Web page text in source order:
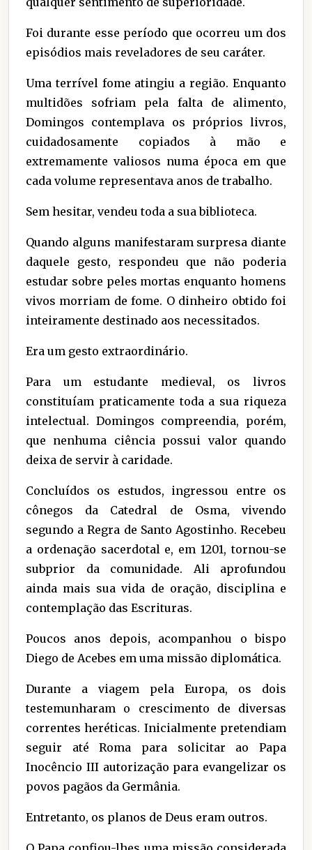
Foi durante esse período que ocorreu um dos
episódios mais reveladores de seu caráter.
Uma terrível fome atingiu a região. Enquanto
multidões sofriam pela falta de alimento,
Domingos contemplava os próprios livros,
cuidadosamente copiados à mão e
extremamente valiosos numa época em que
cada volume representava anos de trabalho.
Sem hesitar, vendeu toda a sua biblioteca.
Quando alguns manifestaram surpresa diante
daquele gesto, respondeu que não poderia
estudar sobre peles mortas enquanto homens
vivos morriam de fome. O dinheiro obtido foi
inteiramente destinado aos necessitados.
Era um gesto extraordinário.
Para um estudante medieval, os livros
constituíam praticamente toda a sua riqueza
intelectual. Domingos compreendia, porém,
que nenhuma ciência possui valor quando
deixa de servir à caridade.
Concluídos os estudos, ingressou entre os
cônegos da Catedral de Osma, vivendo
segundo a Regra de Santo Agostinho. Recebeu
a ordenação sacerdotal e, em 1201, tornou-se
subprior da comunidade. Ali aprofundou
ainda mais sua vida de oração, disciplina e
contemplação das Escrituras.
Poucos anos depois, acompanhou o bispo
Diego de Acebes em uma missão diplomática.
Durante a viagem pela Europa, os dois
testemunharam o crescimento de diversas
correntes heréticas. Inicialmente pretendiam
seguir até Roma para solicitar ao Papa
Inocêncio III autorização para evangelizar os
povos pagãos da Germânia.
Entretanto, os planos de Deus eram outros.